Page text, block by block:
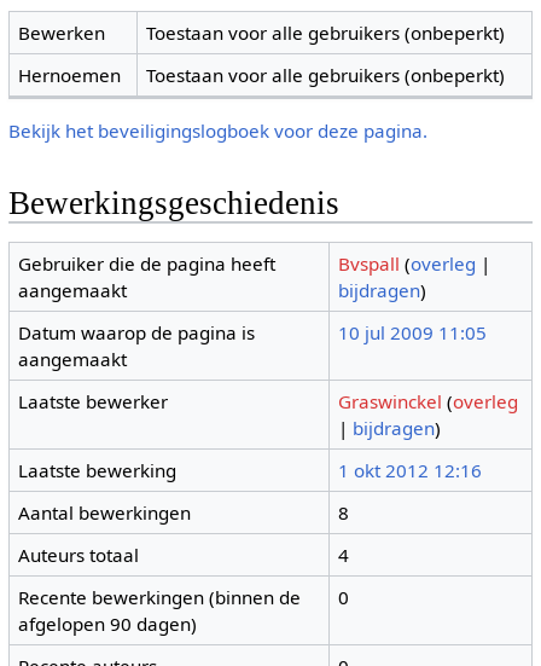
Bewerken
Toestaan voor alle gebruikers (onbeperkt)
Hernoemen
Toestaan voor alle gebruikers (onbeperkt)
Bekijk het beveiligingslogboek voor deze pagina.
Bewerkingsgeschiedenis
Gebruiker die de pagina heeft
aangemaakt
Bvspall (overleg |
bijdragen)
Datum waarop de pagina is
aangemaakt
10 jul 2009 11:05
Laatste bewerker Graswinckel (overleg
| bijdragen)
Laatste bewerking
1 okt 2012 12:16
Aantal bewerkingen
8
Auteurs totaal
4
Recente bewerkingen (binnen de
afgelopen 90 dagen)
0